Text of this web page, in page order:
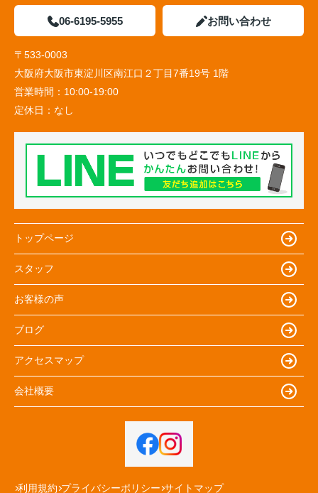
06-6195-5955 お問い合わせ
〒533-0003
大阪府大阪市東淀川区南江口２丁目7番19号 1階
営業時間： 10:00-19:00
定休日： なし
トップページ
スタッフ
お客様の声
ブログ
アクセスマップ
会社概要
利用規約 プライバシーポリシー サイトマップ